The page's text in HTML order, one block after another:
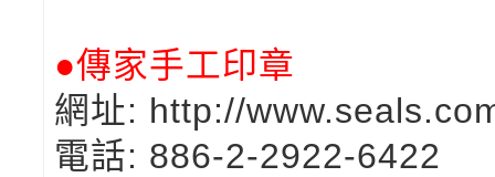
●傳家手工印章
網址: http://
電話: 886-2-2922-6422